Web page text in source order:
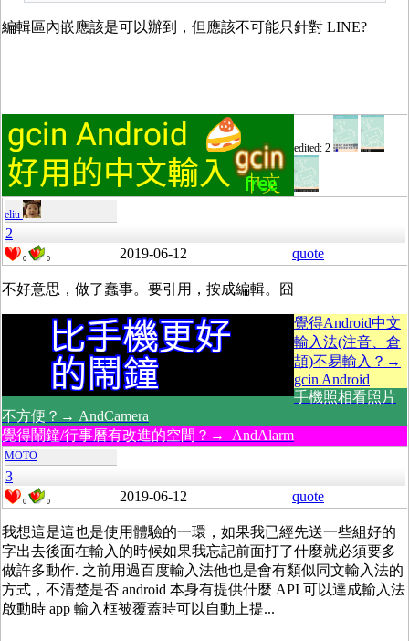
編輯區內嵌應該是可以辦到，但應該不可能只針對 LINE?
edited: 2
eliu
2
0 0 2019-06-12 quote
不好意思，做了蠢事。要引用，按成編輯。囧
覺得Android中文
輸入法(注音、倉
頡)不易輸入？→
gcin Android
手機照相看照片
不方便？→ AndCamera
覺得鬧鐘/行事曆有改進的空間？→ AndAlarm
MOTO
3
0 0 2019-06-12 quote
我想這是這也是使用體驗的一環，如果我已經先送一些組好的
字出去後面在輸入的時候如果我忘記前面打了什麼就必須要多
做許多動作. 之前用過百度輸入法他也是會有類似同文輸入法的
方式，不清楚是否 android 本身有提供什麼 API 可以達成輸入法
啟動時 app 輸入框被覆蓋時可以自動上提...